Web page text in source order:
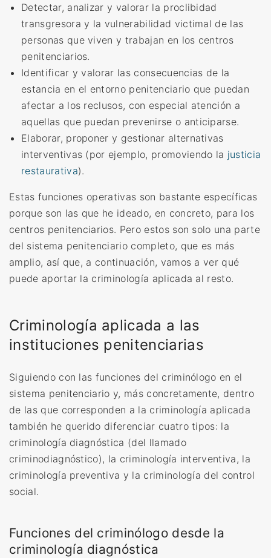
Detectar, analizar y valorar la proclibidad
transgresora y la vulnerabilidad victimal de las
personas que viven y trabajan en los centros
penitenciarios.
Identificar y valorar las consecuencias de la
estancia en el entorno penitenciario que puedan
afectar a los reclusos, con especial atención a
aquellas que puedan prevenirse o anticiparse.
Elaborar, proponer y gestionar alternativas
interventivas (por ejemplo, promoviendo la justicia
restaurativa).
Estas funciones operativas son bastante específicas
porque son las que he ideado, en concreto, para los
centros penitenciarios. Pero estos son solo una parte
del sistema penitenciario completo, que es más
amplio, así que, a continuación, vamos a ver qué
puede aportar la criminología aplicada al resto.
Criminología aplicada a las
instituciones penitenciarias
Siguiendo con las funciones del criminólogo en el
sistema penitenciario y, más concretamente, dentro
de las que corresponden a la criminología aplicada
también he querido diferenciar cuatro tipos: la
criminología diagnóstica (del llamado
criminodiagnóstico), la criminología interventiva, la
criminología preventiva y la criminología del control
social.
Funciones del criminólogo desde la
criminología diagnóstica